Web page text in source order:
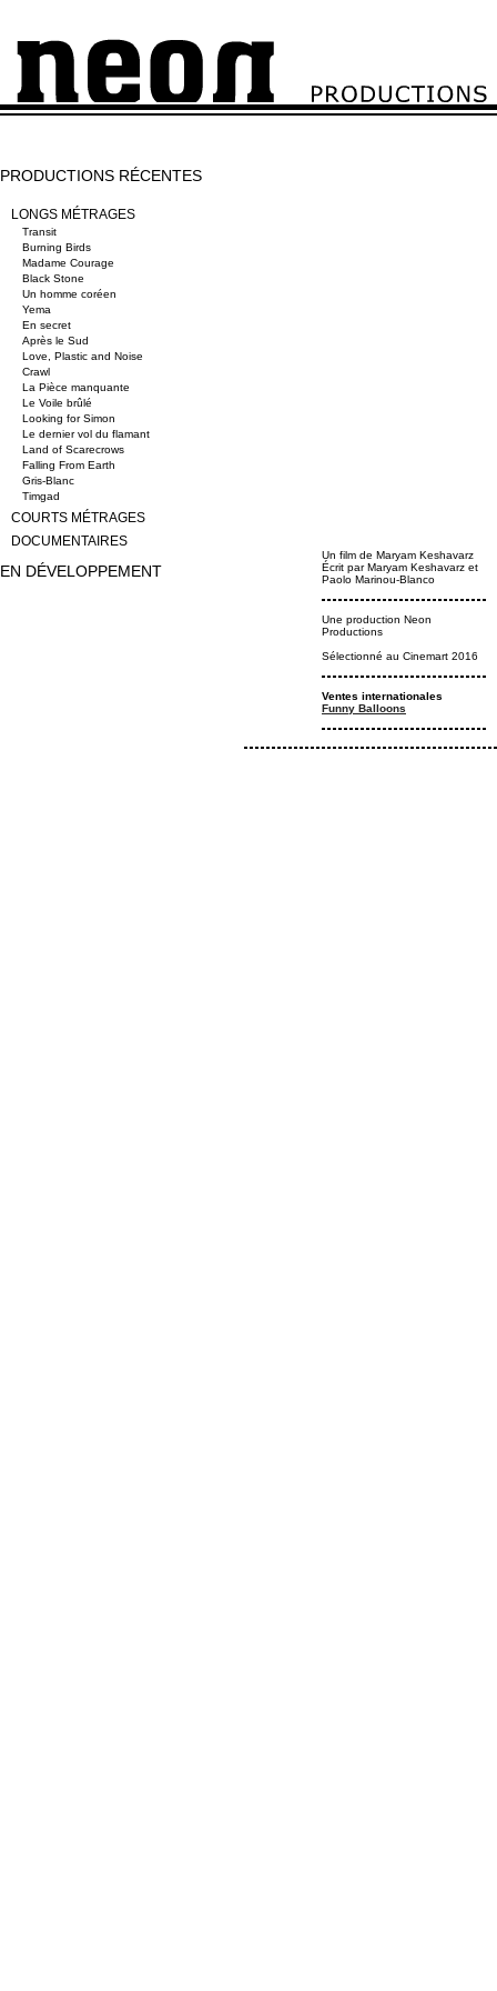
PRODUCTIONS RÉCENTES
LONGS MÉTRAGES
Transit
Burning Birds
Madame Courage
Black Stone
Un homme coréen
Yema
En secret
Après le Sud
Love, Plastic and Noise
Crawl
La Pièce manquante
Le Voile brûlé
Looking for Simon
Le dernier vol du flamant
Land of Scarecrows
Falling From Earth
Gris-Blanc
Timgad
COURTS MÉTRAGES
DOCUMENTAIRES
EN DÉVELOPPEMENT
Un film de Maryam Keshavarz
Écrit par Maryam Keshavarz et
Paolo Marinou-Blanco
Une production Neon
Productions
Sélectionné au Cinemart 2016
Ventes internationales
Funny Balloons